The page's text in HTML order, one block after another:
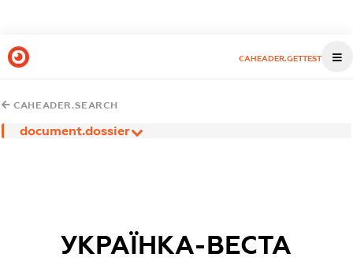
CAHEADER.GETTEST
CAHEADER.SEARCH
document.dossier
УКРАЇНКА-ВЕСТА